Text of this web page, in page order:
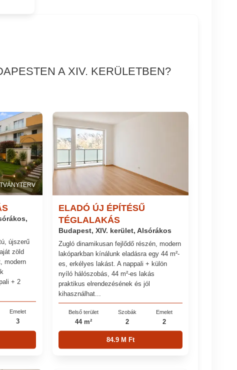
A XIV. KERÜLETBEN?
újszerű
zöld
modern
+ 2
Emelet
3
ELADÓ ÚJ ÉPÍTÉSŰ
TÉGLALAKÁS
Budapest, XIV. kerület, Alsórákos
Zugló dinamikusan fejlődő részén, modern
lakóparkban kínálunk eladásra egy 44 m²-
es, erkélyes lakást. A nappali + külön
nyíló hálószobás, 44 m²-es lakás
praktikus elrendezésének és jól
kihasználhat...
Belső terület
44 m²
Szobák
2
Emelet
2
84.9 M Ft